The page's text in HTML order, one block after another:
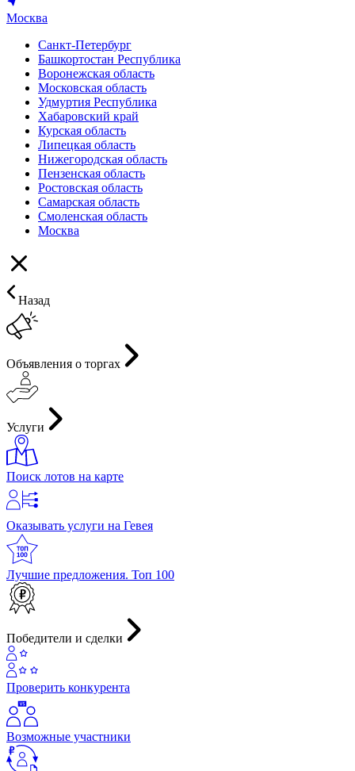
Москва
Санкт-Петербург
Башкортостан Республика
Воронежская область
Московская область
Удмуртия Республика
Хабаровский край
Курская область
Липецкая область
Нижегородская область
Пензенская область
Ростовская область
Самарская область
Смоленская область
Москва
Назад
Объявления о торгах
Услуги
Поиск лотов на карте
Оказывать услуги на Гевея
Лучшие предложения. Топ 100
Победители и сделки
Проверить конкурента
Возможные участники